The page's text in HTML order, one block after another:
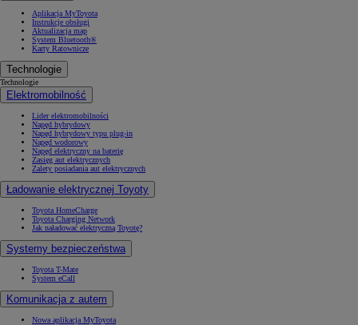
Aplikacja MyToyota
Instrukcje obsługi
Aktualizacja map
System Bluetooth®
Karty Ratownicze
Technologie
Technologie
Elektromobilność
Lider elektromobilności
Napęd hybrydowy
Napęd hybrydowy typu plug-in
Napęd wodorowy
Napęd elektryczny na baterię
Zasięg aut elektrycznych
Zalety posiadania aut elektrycznych
Ładowanie elektrycznej Toyoty
Toyota HomeCharge
Toyota Charging Network
Jak naładować elektryczną Toyotę?
Systemy bezpieczeństwa
Toyota T-Mate
System eCall
Komunikacja z autem
Nowa aplikacja MyToyota